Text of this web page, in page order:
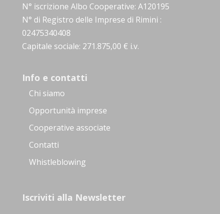
N° iscrizione Albo Cooperative: A120195
N° di Registro delle Imprese di Rimini :
02475340408
Capitale sociale: 271.875,00 € i.v.
Info e contatti
Chi siamo
Opportunità imprese
Cooperative associate
Contatti
Whistleblowing
Iscriviti alla Newsletter